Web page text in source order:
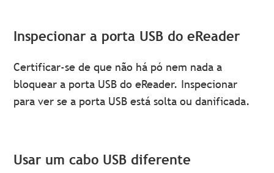
Inspecionar a porta USB do eReader
Certificar-se de que não há pó nem nada a
bloquear a porta USB do eReader. Inspecionar
para ver se a porta USB está solta ou danificada.
Usar um cabo USB diferente